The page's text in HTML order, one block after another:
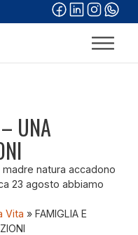
UNA
madre natura accadono
23 agosto abbiamo
Vita » FAMIGLIA E